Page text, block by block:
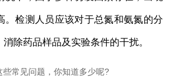
。检测人员应该对于总氮和氨氮的分
除药品样品及实验条件的干扰。
些常见问题，你知道多少呢?